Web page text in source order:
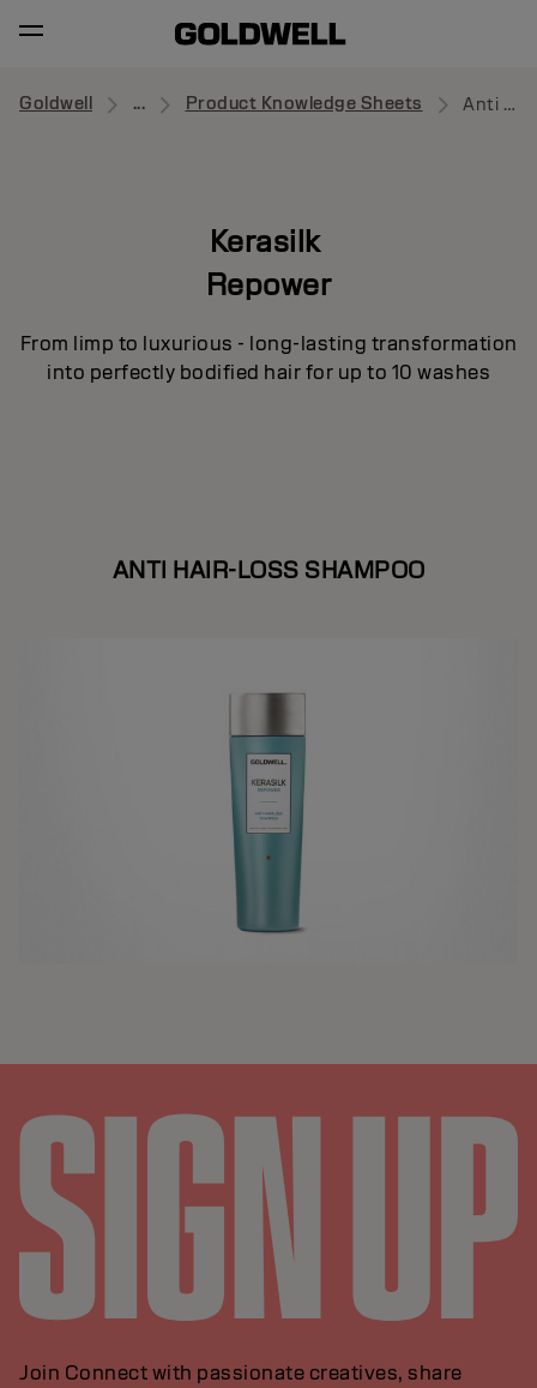
Goldwell ... Product Knowledge Sheets Anti Hair-Loss Shampoo
Kerasilk
Repower
From limp to luxurious - long-lasting transformation
into perfectly bodified hair for up to 10 washes
ANTI HAIR-LOSS SHAMPOO
Join Connect with passionate creatives, share